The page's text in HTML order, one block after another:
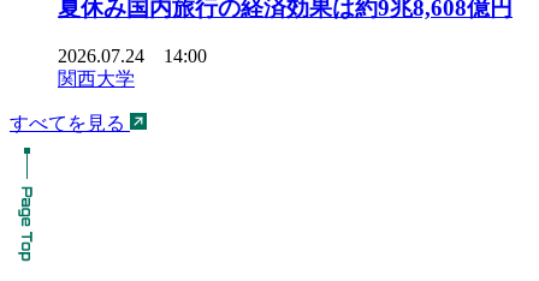
夏休み国内旅行の経済効果は約9兆8,608億円
2026.07.24 14:00
関西大学
すべてを見る